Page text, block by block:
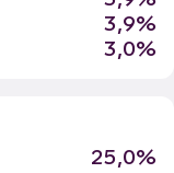
3,9%
3,0%
25,0%